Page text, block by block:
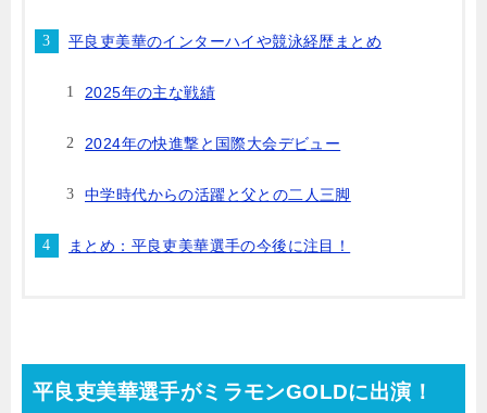
平良吏美華のインターハイや競泳経歴まとめ
2025年の主な戦績
2024年の快進撃と国際大会デビュー
中学時代からの活躍と父との二人三脚
まとめ：平良吏美華選手の今後に注目！
平良吏美華選手がミラモンGOLDに出演！